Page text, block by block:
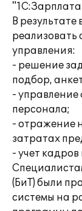
В
управления:
- решение
подбор,
-
персонала;
- отражение
затратах
- учет
(БиТ) были
системы на